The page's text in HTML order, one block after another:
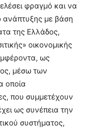
φραγμό και να
ανάπτυξης με βάση
της Ελλάδος,
οικονομικής
ως
μέσω των
οποία
που συμμετέχουν
ως συνέπεια την
συστήματος,